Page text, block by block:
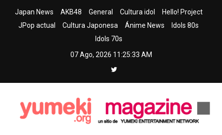
Japan News AKB48 General Cultura idol
Hello! Project
JPop actual
Cultura Japonesa Ánime News
Idols 80s
Idols 70s
07 Ago, 2026 11:25:34 AM